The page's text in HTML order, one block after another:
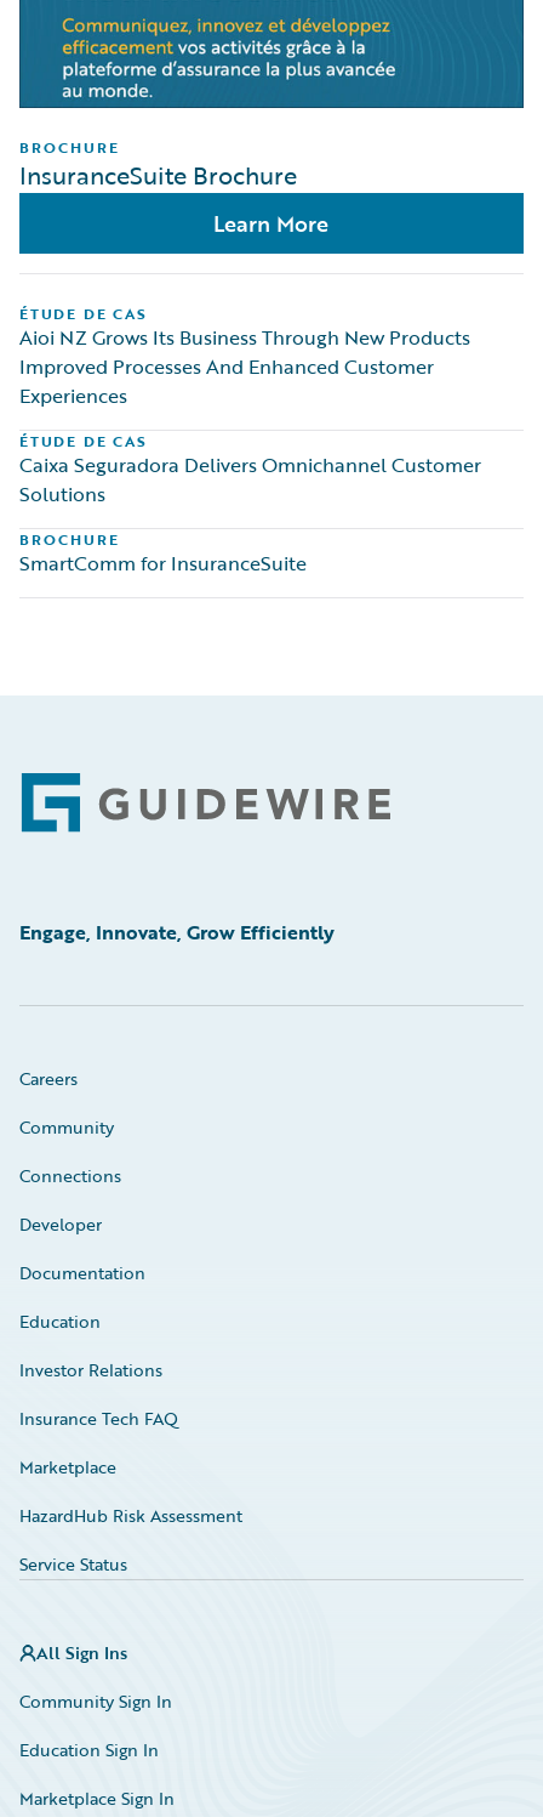
BROCHURE
InsuranceSuite Brochure
Learn More
ÉTUDE DE CAS
Aioi NZ Grows Its Business Through New Products
Improved Processes And Enhanced Customer
Experiences
ÉTUDE DE CAS
Caixa Seguradora Delivers Omnichannel Customer
Solutions
BROCHURE
SmartComm for InsuranceSuite
Footer
Engage, Innovate, Grow Efficiently
Careers
Community
Connections
Developer
Documentation
Education
Investor Relations
Insurance Tech FAQ
Marketplace
HazardHub Risk Assessment
Service Status
All Sign Ins
Community Sign In
Education Sign In
Marketplace Sign In